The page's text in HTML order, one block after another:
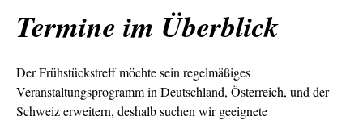
Termine im Überblick
Der Frühstückstreff möchte sein regelmäßiges
Veranstaltungsprogramm in Deutschland, Österreich, und der
Schweiz erweitern, deshalb suchen wir geeignete